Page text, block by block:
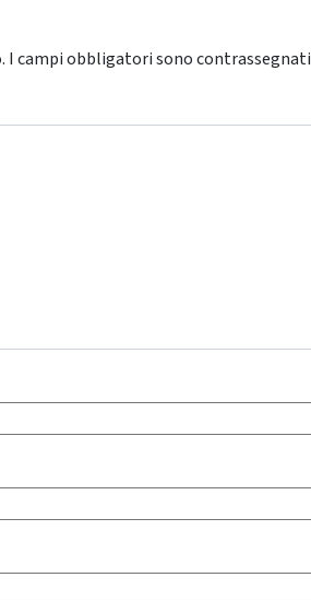
I campi obbligatori sono contrassegnati